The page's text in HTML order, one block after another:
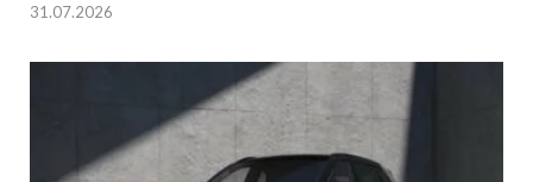
31.07.2026